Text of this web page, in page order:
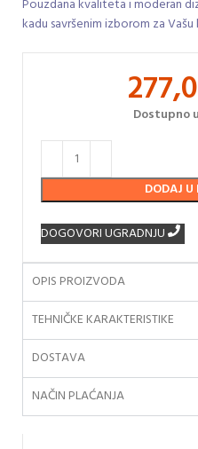
Pouzdana kvaliteta i moderan
kadu savršenim izborom za
Dostupno
DODAJ U
DOGOVORI UGRADNJU
OPIS PROIZVODA
TEHNIČKE KARAKTERISTIKE
DOSTAVA
NAČIN PLAĆANJA